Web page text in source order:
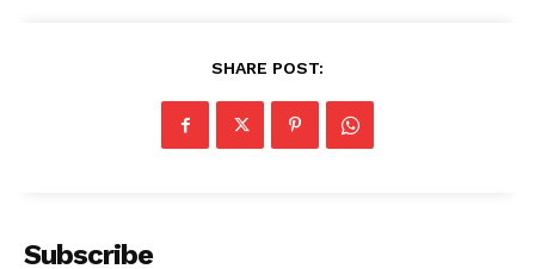
SHARE POST:
Subscribe